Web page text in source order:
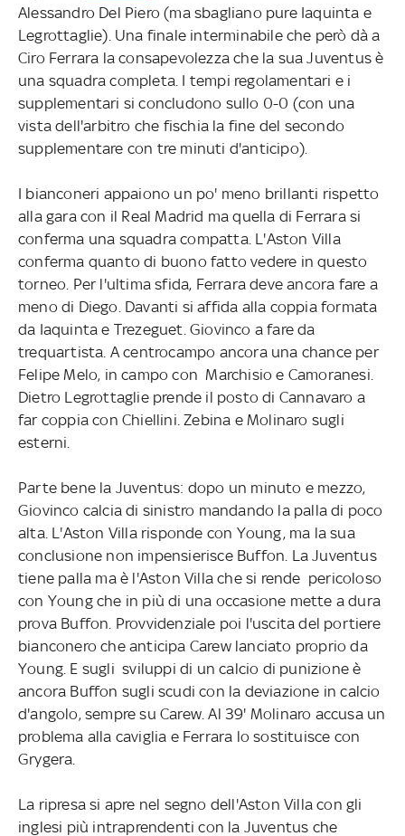
Alessandro Del Piero (ma sbagliano pure Iaquinta e
Legrottaglie). Una finale interminabile che però dà a
Ciro Ferrara la consapevolezza che la sua Juventus è
una squadra completa. I tempi regolamentari e i
supplementari si concludono sullo 0-0 (con una
vista dell'arbitro che fischia la fine del secondo
supplementare con tre minuti d'anticipo).
I bianconeri appaiono un po' meno brillanti rispetto
alla gara con il Real Madrid ma quella di Ferrara si
conferma una squadra compatta. L'Aston Villa
conferma quanto di buono fatto vedere in questo
torneo. Per l'ultima sfida, Ferrara deve ancora fare a
meno di Diego. Davanti si affida alla coppia formata
da Iaquinta e Trezeguet. Giovinco a fare da
trequartista. A centrocampo ancora una chance per
Felipe Melo, in campo con Marchisio e Camoranesi.
Dietro Legrottaglie prende il posto di Cannavaro a
far coppia con Chiellini. Zebina e Molinaro sugli
esterni.
Parte bene la Juventus: dopo un minuto e mezzo,
Giovinco calcia di sinistro mandando la palla di poco
alta. L'Aston Villa risponde con Young, ma la sua
conclusione non impensierisce Buffon. La Juventus
tiene palla ma è l'Aston Villa che si rende pericoloso
con Young che in più di una occasione mette a dura
prova Buffon. Provvidenziale poi l'uscita del portiere
bianconero che anticipa Carew lanciato proprio da
Young. E sugli sviluppi di un calcio di punizione è
ancora Buffon sugli scudi con la deviazione in calcio
d'angolo, sempre su Carew. Al 39' Molinaro accusa un
problema alla caviglia e Ferrara lo sostituisce con
Grygera.
La ripresa si apre nel segno dell'Aston Villa con gli
inglesi più intraprendenti con la Juventus che